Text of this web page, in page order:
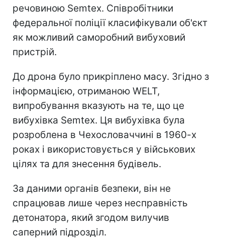
речовиною Semtex. Співробітники
федеральної поліції класифікували об'єкт
як можливий саморобний вибуховий
пристрій.
До дрона було прикріплено масу. Згідно з
інформацією, отриманою WELT,
випробування вказують на те, що це
вибухівка Semtex. Ця вибухівка була
розроблена в Чехословаччині в 1960-х
роках і використовується у військових
цілях та для знесення будівель.
За даними органів безпеки, він не
спрацював лише через несправність
детонатора, який згодом вилучив
саперний підрозділ.